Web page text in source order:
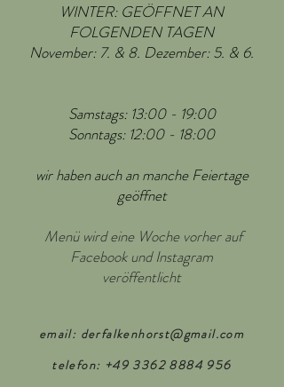
WINTER: GEÖFFNET AN
FOLGENDEN TAGEN
November: 7. & 8. Dezember: 5. & 6.
Samstags: 13:00 - 19:00
Sonntags: 12:00 - 18:00
wir haben auch an manche Feiertage
geöffnet
Menü wird eine Woche vorher auf
Facebook und Instagram
veröffentlicht
email: derfalkenhorst@gmail.com
telefon: +49 3362 8884 956